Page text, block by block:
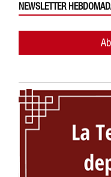
NEWSLETTER